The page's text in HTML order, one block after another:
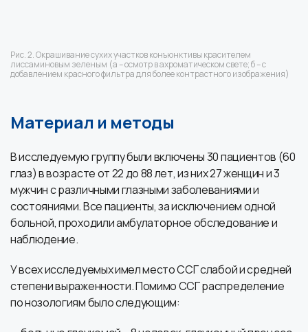
Рис. 2. Окрашивание сухих участков конъюнктивы красителем
лиссаминовым зеленым (а – осмотр в ахроматическом свете; б – с
добавлением красного фильтра для более контрастного изображения)
Материал и методы
В исследуемую группу были включены 30 пациентов (60
глаз) в возрасте от 22 до 88 лет, из них 27 женщин и 3
мужчин с различными глазными заболеваниями и
состояниями. Все пациенты, за исключением одной
больной, проходили амбулаторное обследование и
наблюдение.
У всех исследуемых имел место ССГ слабой и средней
степени выраженности. Помимо ССГ распределение
по нозологиям было следующим: